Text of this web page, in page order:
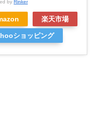
by Rinker
楽天市場
ショッピング